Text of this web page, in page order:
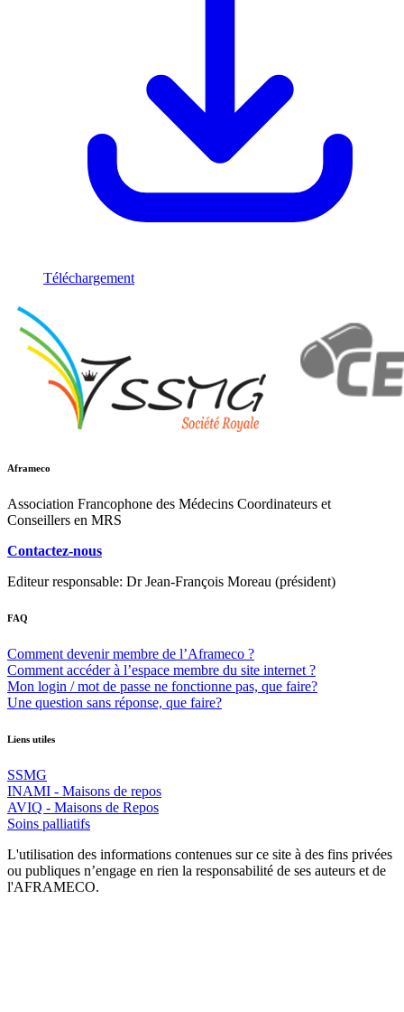
Téléchargement
Aframeco
Association Francophone des Médecins Coordinateurs et
Conseillers en MRS
Contactez-nous
Editeur responsable: Dr Jean-François Moreau (président)
FAQ
Comment devenir membre de l’Aframeco ?
Comment accéder à l’espace membre du site internet ?
Mon login / mot de passe ne fonctionne pas, que faire?
Une question sans réponse, que faire?
Liens utiles
SSMG
INAMI - Maisons de repos
AVIQ - Maisons de Repos
Soins palliatifs
L'utilisation des informations contenues sur ce site à des fins privées
ou publiques n’engage en rien la responsabilité de ses auteurs et de
l'AFRAMECO.